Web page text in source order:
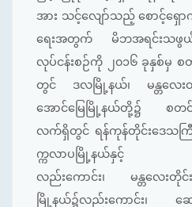
အား သင့်လျော်သည့် စောင့်ရှော
ရေးအတွက် မိဘအရင်းသဖွယ်ပ
လုပ်ငန်းစဉ်ကို ၂၀၁၆ ခုနှစ်မှ စ
တွင် ဒလမြို့နယ်၊ မန္တလေး
အောင်မြေမြို့နယ်တို့၌ စတင်
လက်ရှိတွင် ရန်ကုန်တိုင်းဒေသကြီ
က္ကလာပမြို့နယ်နှင့် လှို
လည်းကောင်း၊ မန္တလေးတို
မြို့နယ်၌လည်းကောင်း၊ ဆော